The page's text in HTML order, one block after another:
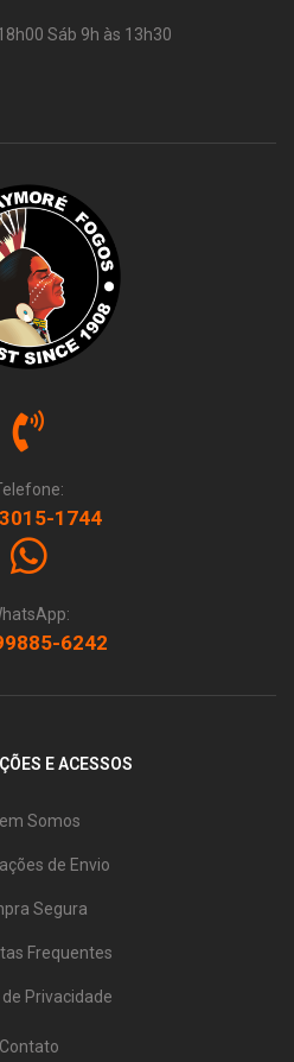
Sáb 9h às 13h30
1744
6242
E ACESSOS
Somos
de Envio
Segura
Frequentes
Privacidade
Contato